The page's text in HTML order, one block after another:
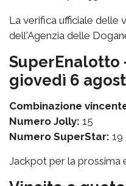
La verifica ufficiale delle
dell'Agenzia delle
SuperEnalotto
giovedì 6
Combinazione
Numero Jolly: 15
Numero SuperStar: 19
Jackpot per la prossima